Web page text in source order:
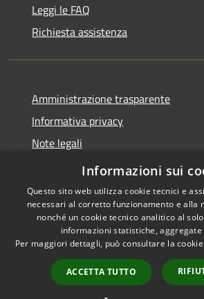
Leggi le FAQ
Richiesta assistenza
Amministrazione trasparente
Informativa privacy
Note legali
Dichiarazione di accessibilità
Accessibilità
Informazioni sui
Questo sito web utilizza cookie tecnici e
necessari al corretto funzionamento e alla
nonché un cookie tecnico analitico al
informazioni statistiche, aggregate
Per maggiori dettagli, può consultare la
ACCETTA TUTTO